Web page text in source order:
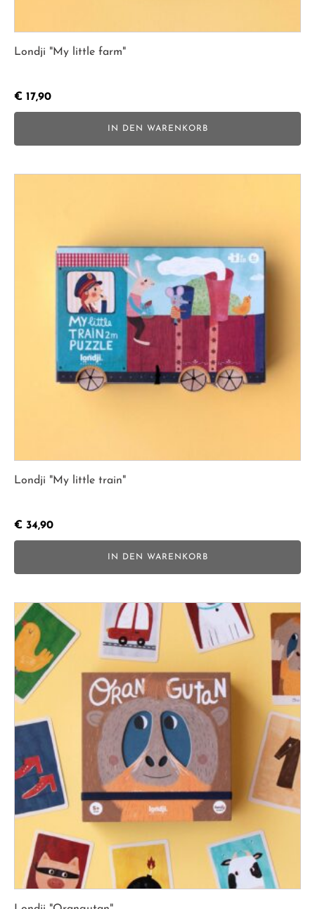
Londji "My little farm"
€ 17,90
IN DEN WARENKORB
Londji "My little train"
€ 34,90
IN DEN WARENKORB